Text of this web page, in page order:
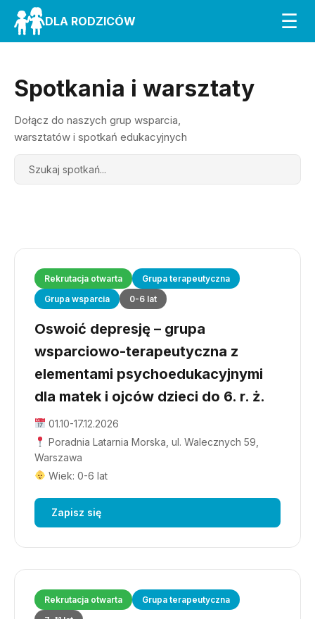
DLA RODZICÓW ☰
Spotkania i warsztaty
Dołącz do naszych grup wsparcia,
warsztatów i spotkań edukacyjnych
Search
Rekrutacja otwarta
Grupa terapeutyczna
Grupa wsparcia
0-6 lat
Oswoić depresję – grupa
wsparciowo-terapeutyczna z
elementami psychoedukacyjnymi
dla matek i ojców dzieci do 6. r. ż.
01.10-17.12.2026
Poradnia Latarnia Morska, ul. Walecznych 59,
Warszawa
Wiek: 0-6 lat
Zapisz się
Rekrutacja otwarta
Grupa terapeutyczna